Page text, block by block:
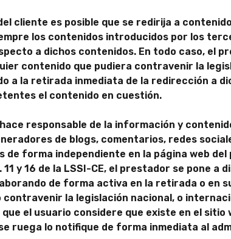
cliente es posible que se redirija a
los contenidos introducidos por los
a dichos contenidos. En todo caso, el
contenido que pudiera contravenir la
a la retirada inmediata de la redirección a
el contenido en cuestión.
responsable de la información y
de blogs, comentarios, redes
de forma independiente en la página web
y 16 de la LSSI-CE, el prestador se pone
de forma activa en la retirada o en
la legislación nacional, o
que el usuario considere que existe en el
ruega lo notifique de forma inmediata al